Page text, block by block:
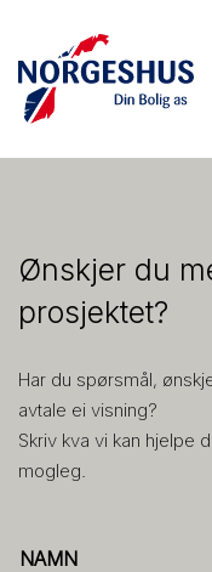
Ønskjer du
prosjektet?
Har du spørsmål,
avtale ei visning?
Skriv kva vi kan hjelpe
mogleg.
NAMN